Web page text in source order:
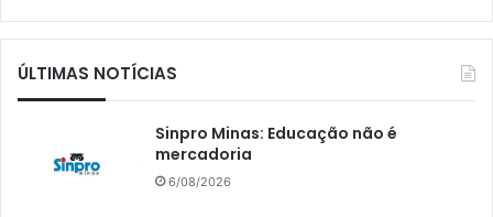
ÚLTIMAS NOTÍCIAS
Sinpro Minas: Educação não é
mercadoria
6/08/2026